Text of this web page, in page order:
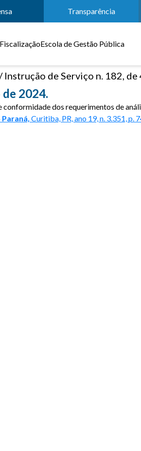
Transparência
FiscalizaçãoEscola de Gestão Pública
Instrução de Serviço n. 182,
2024.
dos requerimentos de
Curitiba, PR, ano 19, n. 3.351, p.